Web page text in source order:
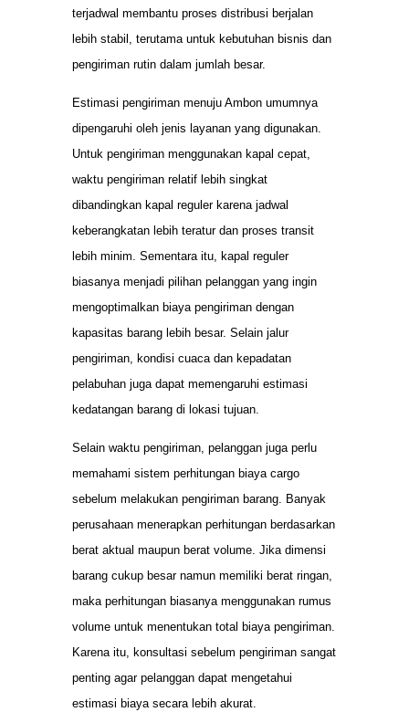
terjadwal membantu proses distribusi berjalan
lebih stabil, terutama untuk kebutuhan bisnis dan
pengiriman rutin dalam jumlah besar.
Estimasi pengiriman menuju Ambon umumnya
dipengaruhi oleh jenis layanan yang digunakan.
Untuk pengiriman menggunakan kapal cepat,
waktu pengiriman relatif lebih singkat
dibandingkan kapal reguler karena jadwal
keberangkatan lebih teratur dan proses transit
lebih minim. Sementara itu, kapal reguler
biasanya menjadi pilihan pelanggan yang ingin
mengoptimalkan biaya pengiriman dengan
kapasitas barang lebih besar. Selain jalur
pengiriman, kondisi cuaca dan kepadatan
pelabuhan juga dapat memengaruhi estimasi
kedatangan barang di lokasi tujuan.
Selain waktu pengiriman, pelanggan juga perlu
memahami sistem perhitungan biaya cargo
sebelum melakukan pengiriman barang. Banyak
perusahaan menerapkan perhitungan berdasarkan
berat aktual maupun berat volume. Jika dimensi
barang cukup besar namun memiliki berat ringan,
maka perhitungan biasanya menggunakan rumus
volume untuk menentukan total biaya pengiriman.
Karena itu, konsultasi sebelum pengiriman sangat
penting agar pelanggan dapat mengetahui
estimasi biaya secara lebih akurat.